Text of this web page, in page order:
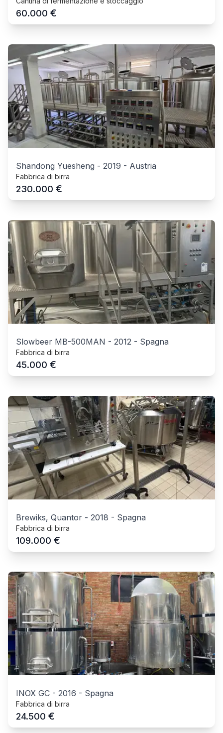
60.000 €
Shandong Yuesheng - 2019 - Austria
Fabbrica di birra
230.000 €
Slowbeer MB-500MAN - 2012 - Spagna
Fabbrica di birra
45.000 €
Brewiks, Quantor - 2018 - Spagna
Fabbrica di birra
109.000 €
INOX GC - 2016 - Spagna
Fabbrica di birra
24.500 €